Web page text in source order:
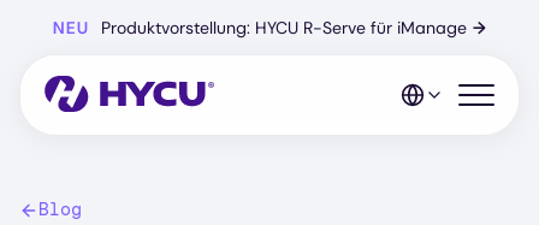
Hauptinhalt
NEU Produktvorstellung: HYCU R-Serve für iManage →
Mobiles
Blog